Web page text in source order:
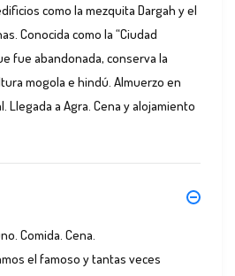
como la mezquita Dargah y el
Conocida como la “Ciudad
fue abandonada, conserva la
mogola e hindú. Almuerzo en
Llegada a Agra. Cena y alojamiento
Comida. Cena.
el famoso y tantas veces